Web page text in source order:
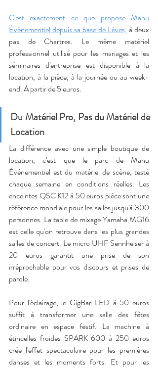
C'est exactement ce que propose Manu
Événementiel depuis sa base de Lèves, à deux
pas de Chartres. Le même matériel
professionnel utilisé pour les mariages et les
séminaires d'entreprise est disponible à la
location, à la pièce, à la journée ou au week-
end. À partir de 5 euros.
Du Matériel Pro, Pas du Matériel de
Location
La différence avec une simple boutique de
location, c'est que le parc de Manu
Événementiel est du matériel de scène, testé
chaque semaine en conditions réelles. Les
enceintes QSC K12 à 50 euros pièce sont une
référence mondiale pour les salles jusqu'à 300
personnes. La table de mixage Yamaha MG16
est celle qu'on retrouve dans les plus grandes
salles de concert. Le micro UHF Sennheiser à
20 euros garantit une prise de son
irréprochable pour vos discours et prises de
parole.
Pour l'éclairage, le GigBar LED à 50 euros
suffit à transformer une salle des fêtes
ordinaire en espace festif. La machine à
étincelles froides SPARK 600 à 250 euros
crée l'effet spectaculaire pour les premières
danses et les moments forts. Et pour les